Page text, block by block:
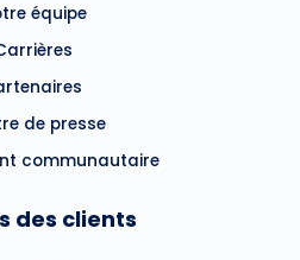
équipe
de presse
communautaire
des clients